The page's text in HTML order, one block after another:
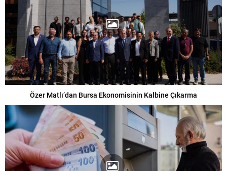
Özer Matlı’dan Bursa Ekonomisinin Kalbine Çıkarma